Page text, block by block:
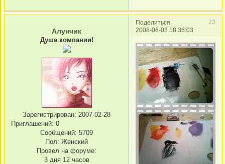
Поделиться
23
2008-06-03 18:36:03
Алунчик
Душа компании!
Зарегистрирован: 2007-02-28
Приглашений: 0
Сообщений: 5709
Пол: Женский
Провел на форуме:
3 дня 12 часов